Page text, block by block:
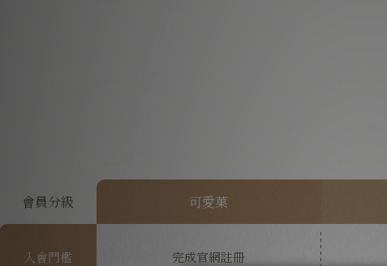
會員分級 可愛菓
入會門檻 完成官網註冊